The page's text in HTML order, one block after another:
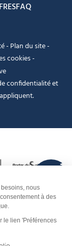
FAQ
- Plan du site-
cookies-
confidentialitéet
FANFOUÉ